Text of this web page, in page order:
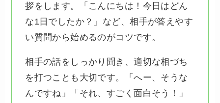
拶をします。「こんにちは！今日はどん
な1日でしたか？」など、相手が答えやす
い質問から始めるのがコツです。
相手の話をしっかり聞き、適切な相づち
を打つことも大切です。「へー、そうな
んですね」「それ、すごく面白そう！」